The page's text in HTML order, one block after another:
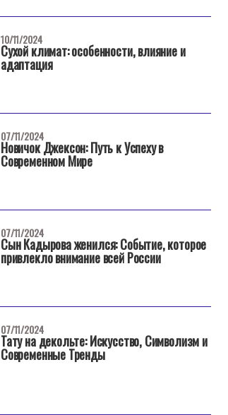
Сухой климат: особенности, влияние и
адаптация
10/11/2024
Новичок Джексон: Путь к Успеху в
Современном Мире
07/11/2024
Сын Кадырова женился: Событие, которое
привлекло внимание всей России
07/11/2024
Тату на декольте: Искусство, Символизм и
Современные Тренды
07/11/2024